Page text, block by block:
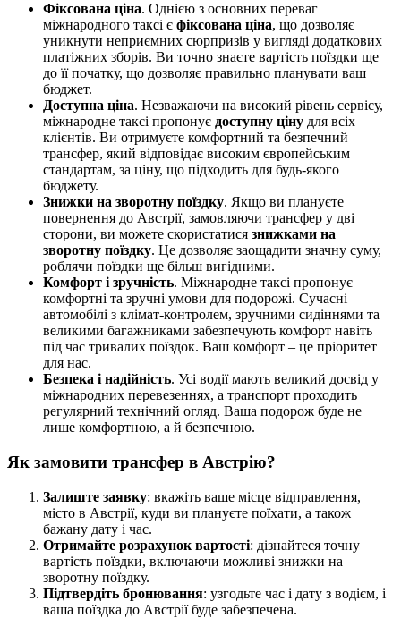
Фіксована ціна. Однією з основних переваг
міжнародного таксі є фіксована ціна, що дозволяє
уникнути неприємних сюрпризів у вигляді додаткових
платіжних зборів. Ви точно знаєте вартість поїздки ще
до її початку, що дозволяє правильно планувати ваш
бюджет.
Доступна ціна. Незважаючи на високий рівень сервісу,
міжнародне таксі пропонує доступну ціну для всіх
клієнтів. Ви отримуєте комфортний та безпечний
трансфер, який відповідає високим європейським
стандартам, за ціну, що підходить для будь-якого
бюджету.
Знижки на зворотну поїздку. Якщо ви плануєте
повернення до Австрії, замовляючи трансфер у дві
сторони, ви можете скористатися знижками на
зворотну поїздку. Це дозволяє заощадити значну суму,
роблячи поїздки ще більш вигідними.
Комфорт і зручність. Міжнародне таксі пропонує
комфортні та зручні умови для подорожі. Сучасні
автомобілі з клімат-контролем, зручними сидіннями та
великими багажниками забезпечують комфорт навіть
під час тривалих поїздок. Ваш комфорт – це пріоритет
для нас.
Безпека і надійність. Усі водії мають великий досвід у
міжнародних перевезеннях, а транспорт проходить
регулярний технічний огляд. Ваша подорож буде не
лише комфортною, а й безпечною.
Як замовити трансфер в Австрію?
Залиште заявку: вкажіть ваше місце відправлення,
місто в Австрії, куди ви плануєте поїхати, а також
бажану дату і час.
Отримайте розрахунок вартості: дізнайтеся точну
вартість поїздки, включаючи можливі знижки на
зворотну поїздку.
Підтвердіть бронювання: узгодьте час і дату з водієм, і
ваша поїздка до Австрії буде забезпечена.